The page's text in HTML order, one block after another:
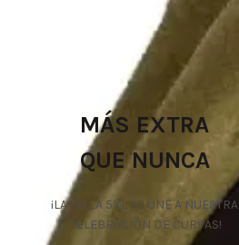
MÁS EXTRA
QUE NUNCA
¡LA TALLA 5XL SE UNE A NUESTRA
CELEBRACIÓN DE CURVAS!